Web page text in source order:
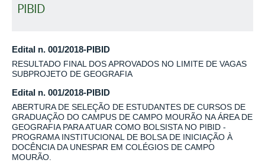
PIBID
Edital n. 001/2018-PIBID
RESULTADO FINAL DOS APROVADOS NO LIMITE DE VAGAS
SUBPROJETO DE GEOGRAFIA
Edital n. 001/2018-PIBID
ABERTURA DE SELEÇÃO DE ESTUDANTES DE CURSOS DE
GRADUAÇÃO DO CAMPUS DE CAMPO MOURÃO NA ÁREA DE
GEOGRAFIA PARA ATUAR COMO BOLSISTA NO PIBID -
PROGRAMA INSTITUCIONAL DE BOLSA DE INICIAÇÃO À
DOCÊNCIA DA UNESPAR EM COLÉGIOS DE CAMPO
MOURÃO.